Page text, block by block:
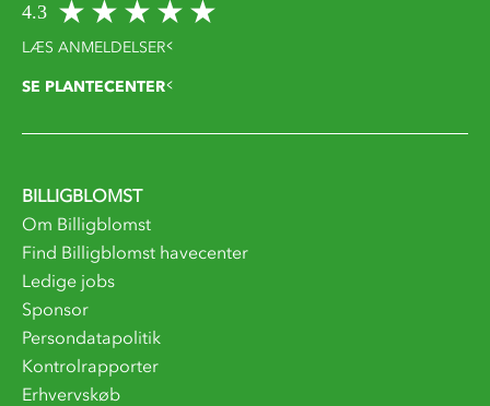
4.3
LÆS ANMELDELSER
SE PLANTECENTER
BILLIGBLOMST
Om Billigblomst
Find Billigblomst havecenter
Ledige jobs
Sponsor
Persondatapolitik
Kontrolrapporter
Erhvervskøb